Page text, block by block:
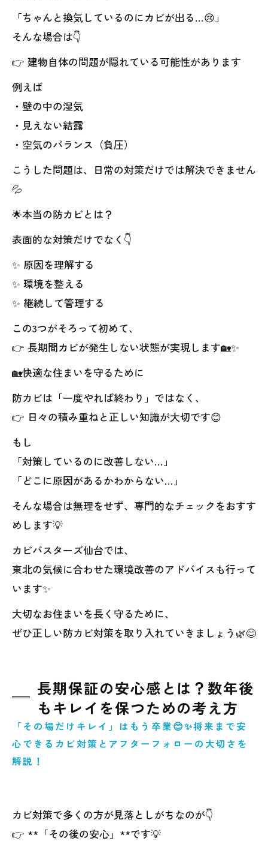
「ちゃんと換気しているのにカビが出る…😢」
そんな場合は👇
👉 建物自体の問題が隠れている可能性があります
例えば
・壁の中の湿気
・見えない結露
・空気のバランス（負圧）
こうした問題は、日常の対策だけでは解決できません
💦
🌟本当の防カビとは？
表面的な対策だけでなく👇
✨ 原因を理解する
✨ 環境を整える
✨ 継続して管理する
この3つがそろって初めて、
👉 長期間カビが発生しない状態が実現します🏡✨
🏡快適な住まいを守るために
防カビは「一度やれば終わり」ではなく、
👉 日々の積み重ねと正しい知識が大切です😊
もし
「対策しているのに改善しない…」
「どこに原因があるかわからない…」
そんな場合は無理をせず、専門的なチェックをおすす
めします💡
カビバスターズ仙台では、
東北の気候に合わせた環境改善のアドバイスも行って
います✨
大切なお住まいを長く守るために、
ぜひ正しい防カビ対策を取り入れていきましょう🌿😊
長期保証の安心感とは？数年後
もキレイを保つための考え方
「その場だけキレイ」はもう卒業😊✨将来まで安
心できるカビ対策とアフターフォローの大切さを
解説！
カビ対策で多くの方が見落としがちなのが👇
👉 **「その後の安心」**です💡